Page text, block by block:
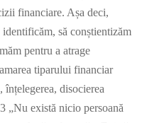
financiare. Așa deci,
să conștientizăm
pentru a atrage
tiparului financiar
disocierea
„Nu există nicio persoană